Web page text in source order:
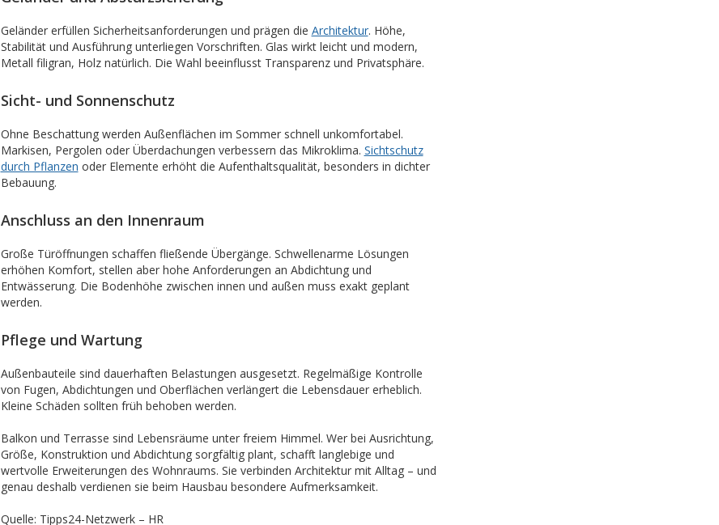
Geländer erfüllen Sicherheitsanforderungen und prägen die Architektur. Höhe,
Stabilität und Ausführung unterliegen Vorschriften. Glas wirkt leicht und modern,
Metall filigran, Holz natürlich. Die Wahl beeinflusst Transparenz und Privatsphäre.
Sicht- und Sonnenschutz
Ohne Beschattung werden Außenflächen im Sommer schnell unkomfortabel.
Markisen, Pergolen oder Überdachungen verbessern das Mikroklima. Sichtschutz
durch Pflanzen oder Elemente erhöht die Aufenthaltsqualität, besonders in dichter
Bebauung.
Anschluss an den Innenraum
Große Türöffnungen schaffen fließende Übergänge. Schwellenarme Lösungen
erhöhen Komfort, stellen aber hohe Anforderungen an Abdichtung und
Entwässerung. Die Bodenhöhe zwischen innen und außen muss exakt geplant
werden.
Pflege und Wartung
Außenbauteile sind dauerhaften Belastungen ausgesetzt. Regelmäßige Kontrolle
von Fugen, Abdichtungen und Oberflächen verlängert die Lebensdauer erheblich.
Kleine Schäden sollten früh behoben werden.
Balkon und Terrasse sind Lebensräume unter freiem Himmel. Wer bei Ausrichtung,
Größe, Konstruktion und Abdichtung sorgfältig plant, schafft langlebige und
wertvolle Erweiterungen des Wohnraums. Sie verbinden Architektur mit Alltag – und
genau deshalb verdienen sie beim Hausbau besondere Aufmerksamkeit.
Quelle: Tipps24-Netzwerk – HR